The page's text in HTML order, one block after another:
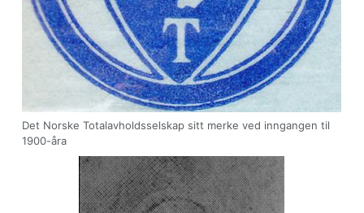
Det Norske Totalavholdsselskap sitt merke ved inngangen til
1900-åra